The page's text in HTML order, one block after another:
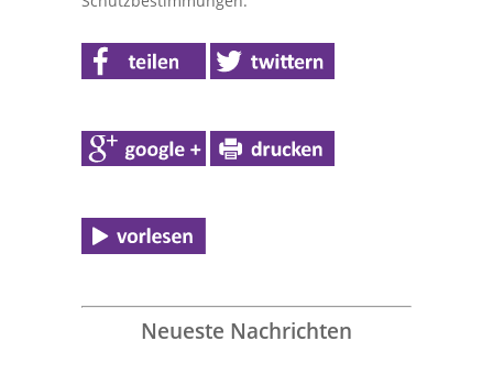
Neueste Nachrichten